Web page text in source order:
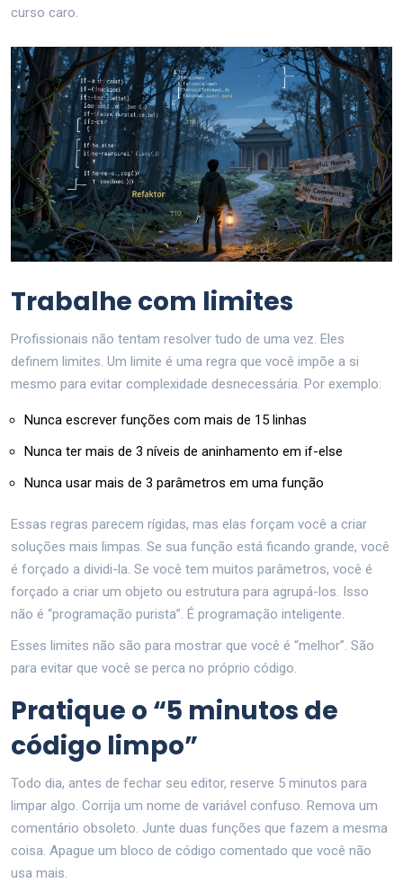
curso caro.
Trabalhe com limites
Profissionais não tentam resolver tudo de uma vez. Eles
definem limites. Um limite é uma regra que você impõe a si
mesmo para evitar complexidade desnecessária. Por exemplo:
Nunca escrever funções com mais de 15 linhas
Nunca ter mais de 3 níveis de aninhamento em if-else
Nunca usar mais de 3 parâmetros em uma função
Essas regras parecem rígidas, mas elas forçam você a criar
soluções mais limpas. Se sua função está ficando grande, você
é forçado a dividi-la. Se você tem muitos parâmetros, você é
forçado a criar um objeto ou estrutura para agrupá-los. Isso
não é “programação purista”. É programação inteligente.
Esses limites não são para mostrar que você é “melhor”. São
para evitar que você se perca no próprio código.
Pratique o “5 minutos de
código limpo”
Todo dia, antes de fechar seu editor, reserve 5 minutos para
limpar algo. Corrija um nome de variável confuso. Remova um
comentário obsoleto. Junte duas funções que fazem a mesma
coisa. Apague um bloco de código comentado que você não
usa mais.